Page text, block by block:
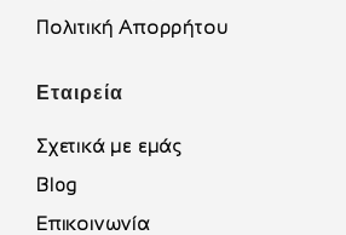
Πολιτική Απορρήτου
Εταιρεία
Σχετικά με εμάς
Blog
Επικοινωνία